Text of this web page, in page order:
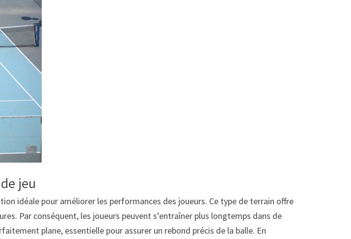
jeu
idéale pour améliorer les performances des joueurs. Ce type de terrain offre
Par conséquent, les joueurs peuvent s’entraîner plus longtemps dans de
plane, essentielle pour assurer un rebond précis de la balle. En